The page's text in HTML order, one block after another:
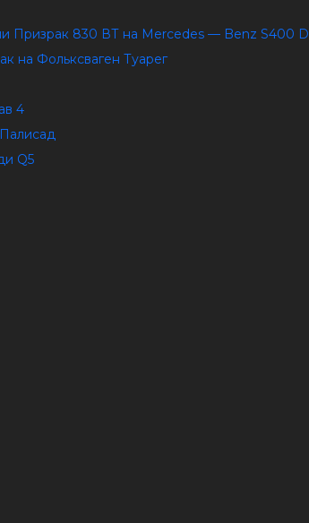
Призрак 830 ВТ на Mercedes — Benz S400 D
на Фольксваген Туарег
4
Q5